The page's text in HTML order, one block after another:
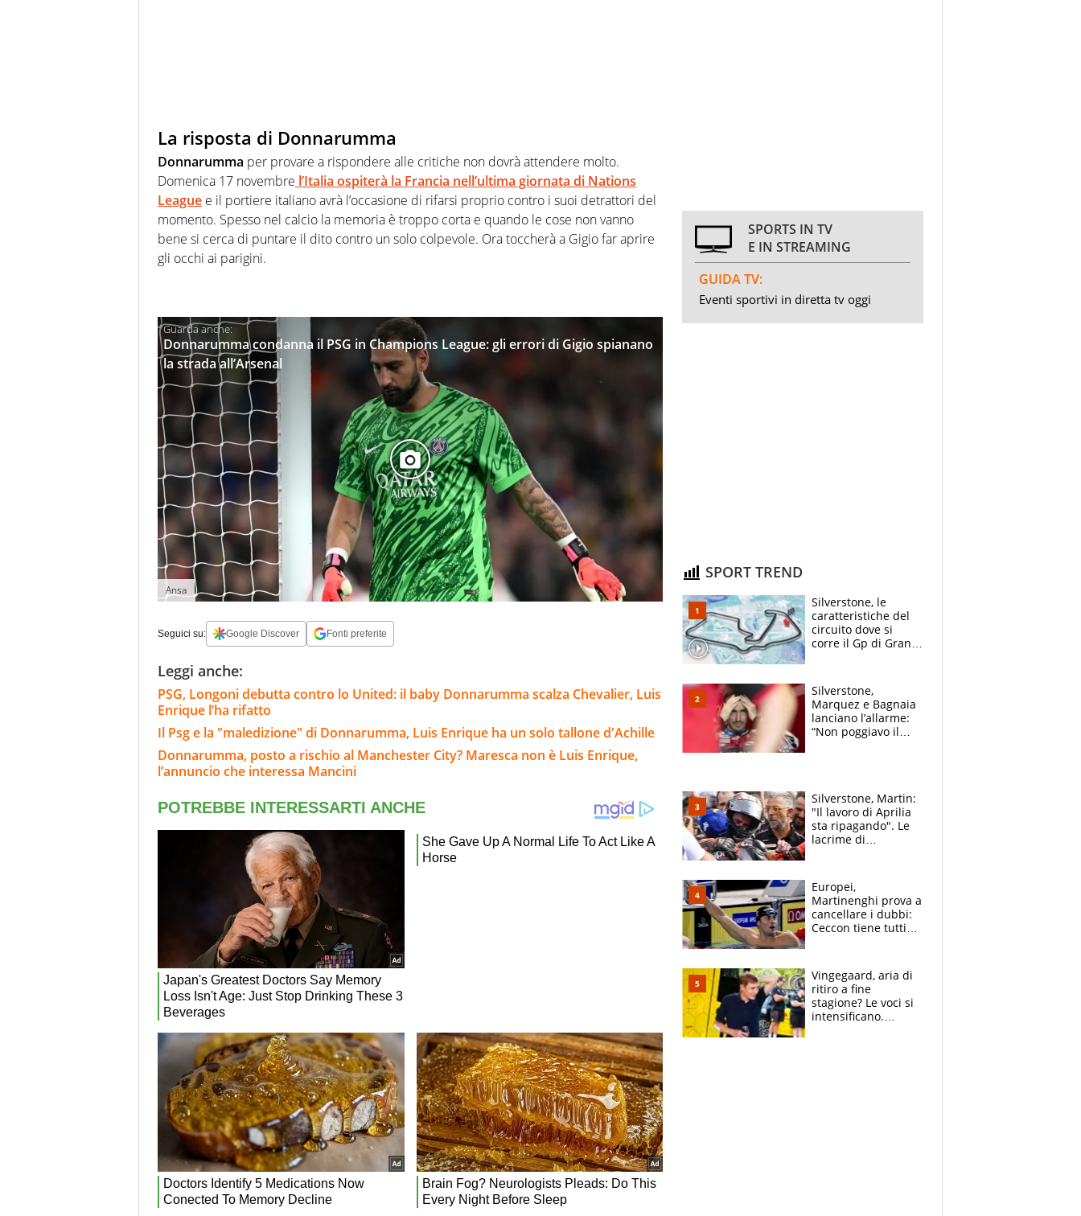
La risposta di Donnarumma
Donnarumma per provare a rispondere alle critiche non dovrà attendere molto.
Domenica 17 novembre l’Italia ospiterà la Francia nell’ultima giornata di Nations
League e il portiere italiano avrà l’occasione di rifarsi proprio contro i suoi detrattori del
momento. Spesso nel calcio la memoria è troppo corta e quando le cose non vanno
bene si cerca di puntare il dito contro un solo colpevole. Ora toccherà a Gigio far aprire
gli occhi ai parigini.
Donnarumma condanna il PSG in Champions League: gli errori di Gigio spianano
la strada all’Arsenal
Ansa
Seguici su: Google Discover Fonti preferite
Leggi anche:
PSG, Longoni debutta contro lo United: il baby Donnarumma scalza Chevalier, Luis
Enrique l’ha rifatto
Il Psg e la "maledizione" di Donnarumma, Luis Enrique ha un solo tallone d'Achille
Donnarumma, posto a rischio al Manchester City? Maresca non è Luis Enrique,
l’annuncio che interessa Mancini
SPORTS IN TV
E IN STREAMING
GUIDA TV:
Eventi sportivi in diretta tv oggi
SPORT TREND
Silverstone, le
caratteristiche del
circuito dove si
corre il Gp di Gran
Silverstone,
Marquez e Bagnaia
lanciano l’allarme:
“Non poggiavo il
Silverstone, Martin:
"Il lavoro di Aprilia
sta ripagando". Le
lacrime di
la gara domani"
Europei,
Martinenghi prova a
cancellare i dubbi:
Ceccon tiene tutti
Curtis
Vingegaard, aria di
ritiro a fine
stagione? Le voci si
intensificano.